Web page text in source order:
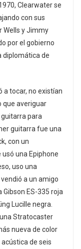
Clearwater se
con sus
Wells y Jimmy
por el gobierno
diplomática de
a tocar, no existían
que averiguar
para
guitarra fue una
con un
una Epiphone
uso una
a un amigo
ES-335 roja
Lucille negra.
Stratocaster
nueva de color
de seis